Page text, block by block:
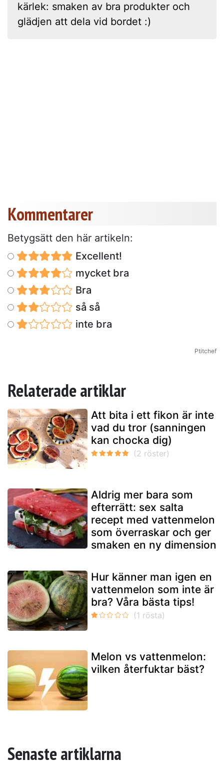
kärlek: smaken av bra produkter och
glädjen att dela vid bordet :)
Kommentarer
Betygsätt den här artikeln:
Excellent!
mycket bra
Bra
så så
inte bra
Ptitchef
Relaterade artiklar
Att bita i ett fikon är inte
vad du tror (sanningen
kan chocka dig)
Aldrig mer bara som
efterrätt: sex salta
recept med vattenmelon
som överraskar och ger
smaken en ny dimension
Hur känner man igen en
vattenmelon som inte är
bra? Våra bästa tips!
Melon vs vattenmelon:
vilken återfuktar bäst?
Senaste artiklarna